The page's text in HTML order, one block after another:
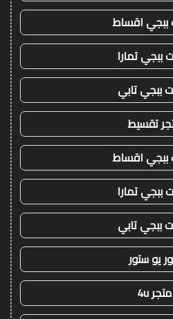
اقساط
ببجي تمارا
ببجي تابي
تقسيط
اقساط
ببجي تمارا
ببجي تابي
يو ستور
متجر 4u